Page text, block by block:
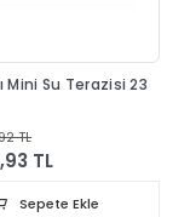
Mini Su Terazisi 23
TL
TL
Sepete Ekle